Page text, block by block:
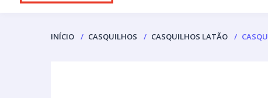
INÍCIO CASQUILHOS CASQUILHOS LATÃO